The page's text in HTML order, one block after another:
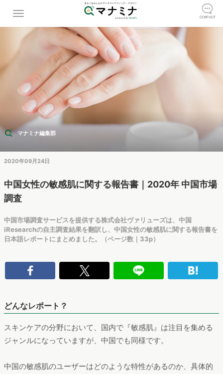
マナミナ編集部
2020年09月24日
中国女性の敏感肌に関する報告書｜2020年 中国市場
調査
中国市場調査サービスを提供する株式会社ヴァリューズは、中国
iResearchの自主調査結果を翻訳し、中国女性の敏感肌に関する報告書を
日本語レポートにまとめました。（ページ数｜33p）
どんなレポート？
スキンケアの分野において、国内で『敏感肌』は注目を集める
ジャンルになっていますが、中国でも同様です。
中国の敏感肌のユーザーはどのような特性があるのか、具体的